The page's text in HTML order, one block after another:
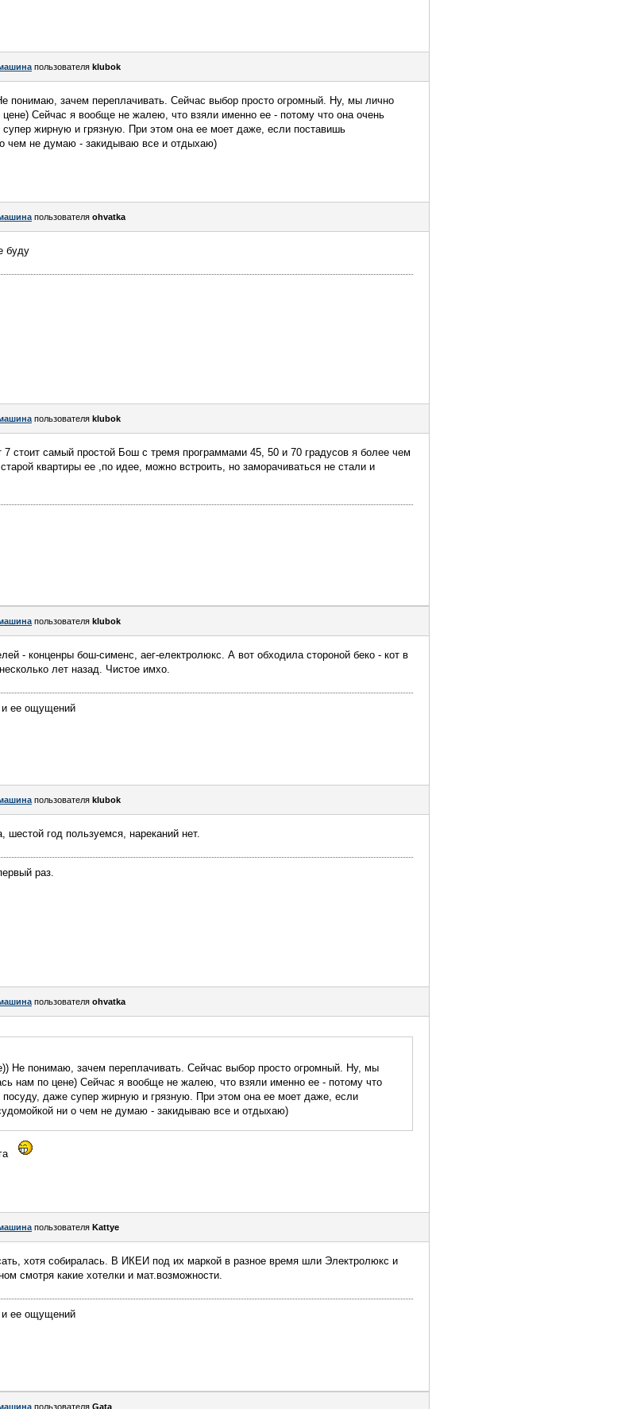
пользователя klubok
понимаю, зачем переплачивать. Сейчас выбор просто огромный. Ну, мы лично
Сейчас я вообще не жалею, что взяли именно ее - потому что она очень
жирную и грязную. При этом она ее моет даже, если поставишь
чем не думаю - закидываю все и отдыхаю)
пользователя ohvatka
буду
пользователя klubok
стоит самый простой Бош с тремя программами 45, 50 и 70 градусов я более чем
квартиры ее ,по идее, можно встроить, но заморачиваться не стали и
пользователя klubok
- конценры бош-сименс, аег-електролюкс. А вот обходила стороной беко - кот в
лет назад. Чистое имхо.
и ее ощущений
пользователя klubok
год пользуемся, нареканий нет.
раз.
пользователя ohvatka
Не понимаю, зачем переплачивать. Сейчас выбор просто огромный. Ну, мы
нам по цене) Сейчас я вообще не жалею, что взяли именно ее - потому что
даже супер жирную и грязную. При этом она ее моет даже, если
ни о чем не думаю - закидываю все и отдыхаю)
пользователя Kattye
хотя собиралась. В ИКЕИ под их маркой в разное время шли Электролюкс и
смотря какие хотелки и мат.возможности.
и ее ощущений
пользователя Gata